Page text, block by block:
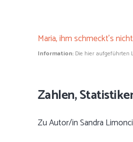
Maria, ihm schmeckt's
Information: Die hier aufgeführten
Zahlen,
Zu Autor/in Sandra